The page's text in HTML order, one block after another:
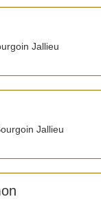
Jallieu
Jallieu